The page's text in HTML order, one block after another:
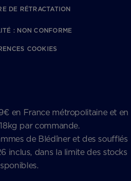
DE RÉTRACTATION
: NON CONFORME
COOKIES
en France métropolitaine et en
par commande.
de Blédîner et des soufflés
inclus, dans la limite des stocks